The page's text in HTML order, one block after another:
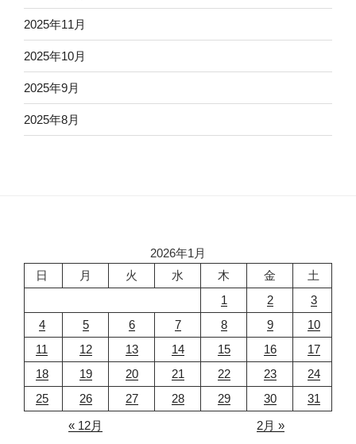
2025年11月
2025年10月
2025年9月
2025年8月
2026年1月
日
月 火 水 木 金
土
1
2
3
4
5 6 7 8 9
10
11
12 13 14 15 16
17
18
19 20 21 22 23
24
25
26 27 28 29 30
31
« 12月
2月 »